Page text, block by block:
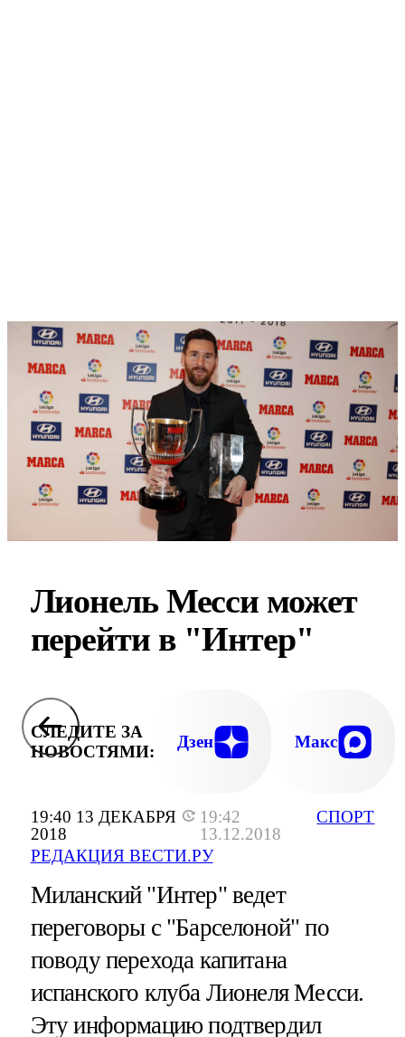
19:40 13 ДЕКАБРЯ
2018
19:42
13.12.2018
РЕДАКЦИЯ ВЕСТИ.РУ
СПОРТ
Лионель Месси может
перейти в "Интер"
СЛЕДИТЕ ЗА
НОВОСТЯМИ:
Дзен Макс
Миланский "Интер" ведет
переговоры с "Барселоной" по
поводу перехода капитана
испанского клуба Лионеля Месси.
Эту информацию подтвердил